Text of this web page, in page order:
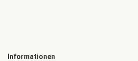
Informationen